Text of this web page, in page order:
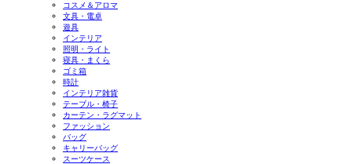
コスメ＆アロマ
文具・電卓
遊具
インテリア
照明・ライト
寝具・まくら
ゴミ箱
時計
インテリア雑貨
テーブル・椅子
カーテン・ラグマット
ファッション
バッグ
キャリーバッグ
スーツケース